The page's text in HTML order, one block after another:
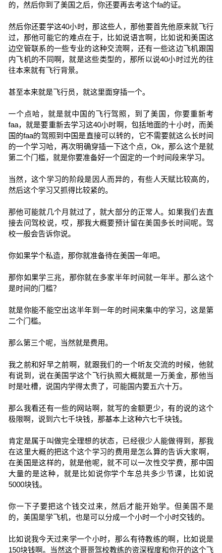
的，然后你到了美国之后，你还要再去考这个fa的证。
然后你还要学这40小时，那这些人，那他要首先他原来就飞行
过，那他可能它的难点在于，比如说语言啊，比如说和美国这
边空管联系的一些专业的这种交流啊，还有一些这边飞机跟国
内飞机的不同啊，就是这些类型的，那所以说40小时过光的往
往本来就有飞行背景。
甚至本来就是飞行员，就这里面穿插一个。
一个点哈，就是就中国的飞行驾照，到了美国，你要重新考
faa，就是要重新去学习这40小时啊，包括地面的十小时，而美
国的faa的驾照到中国是直接可以转的，它不需要就这么长时间
的一个学习哈，再次明确穿插一下这个点，Ok，那么这个是就
第二个门槛，就是你要准备好一个固定的一个时间段来学习。
当然，这个学习的阶段是因人而异的，有些人天赋比较高的，
然后这个学习又抓得比较紧的。
那他可能就几个月就过了，就大部分的正常人。如果我们去直
接去问驾校说，哎，那我大概要预计留在美国多长时间呢。驾
校一般会告诉你说。
你如果学个私造，那你就准备待在美国一年吧。
那你如果学三兆，那你就在多家半年时间就一年半。那么这个
是时间的门槛？
就是你能不能空出这半年到一年的时间来集中的学习，这是第
二个门槛。
那么第三个呢，当然就是费用。
我之前和好早之前啊，就跟我们的一个听友交流的时候，他就
有说到，说在美国学这个飞行执照大概就是一万美金，那他当
时是吐槽，说国内学得太贵了，可能国内要五六十万。
那么我看还有一些的网站啊，就写的金额更少，有的说的这个
极限啊，说到六七千块钱，那基本上这种六七千块钱。
肯定是属于叫做完全理想的状态，已经很少人能做得到，那我
在这里大概的把这个这个学习的费用是怎么算的告诉大家啊，
在美国是这样的，就是他呢，就不可以一次性交学费，那中国
大量的是这种，就是比如说你学个车总共多少节课，比如说
5000块钱。
你一下子要把这个钱交过来，然后才能开始学。但美国不是
的，美国是学飞机，也是可以分成一个小时一个小时交钱的。
比如说我今天过来学一个小时，那么有待教练的啊，比如说是
150块钱啊。当然这个哥哥驾校教练的资深程度和你开的这个飞